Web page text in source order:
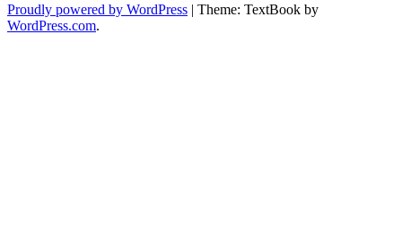
Proudly powered by WordPress | Theme: TextBook by
WordPress.com.